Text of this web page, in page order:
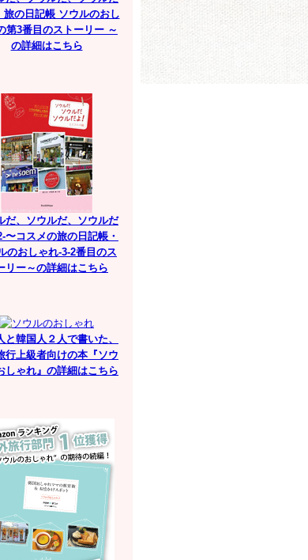
旅の日記帳 ソウルのおし
第3番目のストーリー ～
の詳細はこちら
だ、ソウルだ、ソウルだ
〜コスメの旅の日記帳・
のおしゃれ-3-2番目のス
リー～の詳細はこちら
と韓国人２人で書いた、
行上級者向けの本『ソウ
しゃれ』の詳細はこちら